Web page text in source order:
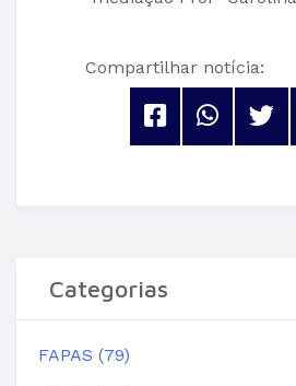
Compartilhar notícia:
Categorias
FAPAS (79)